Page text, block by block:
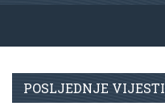
POSLJEDNJE VIJESTI